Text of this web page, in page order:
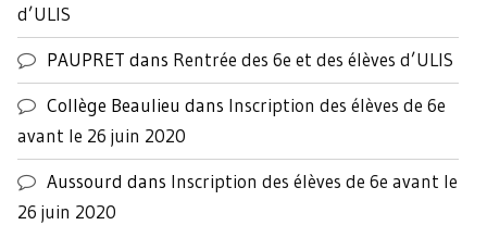
d’ULIS
PAUPRET dans Rentrée des 6e et des élèves d’ULIS
Collège Beaulieu dans Inscription des élèves de 6e
avant le 26 juin 2020
Aussourd dans Inscription des élèves de 6e avant le
26 juin 2020